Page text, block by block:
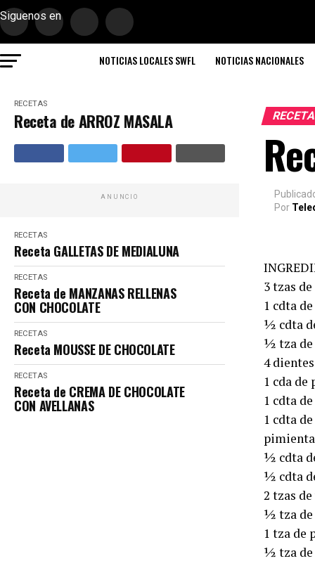
Siguenos en
NOTICIAS LOCALES SWFL NOTICIAS NACIONALES
RECETAS
Receta de ARROZ MASALA
ANUNCIO
RECETAS
Receta GALLETAS DE MEDIALUNA
RECETAS
Receta de MANZANAS RELLENAS
CON CHOCOLATE
RECETAS
Receta MOUSSE DE CHOCOLATE
RECETAS
Receta de CREMA DE CHOCOLATE
CON AVELLANAS
Por
3 tzas
1 cdta
½ cdta
½ tza de
4
1 cda de
1 cdta
1 cdta
½ cdta
½ cdta
2 tzas
½ tza de
1 tza de
½ tza de